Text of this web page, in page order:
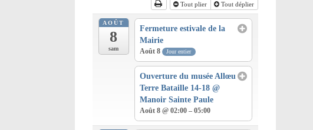
Tout plier Tout déplier
AOÛT
8
sam
Fermeture estivale de la
Mairie
Août 8 Jour entier
Ouverture du musée Allœu
Terre Bataille 14-18@
Manoir Sainte Paule
Août 8 @ 02:00 – 05:00